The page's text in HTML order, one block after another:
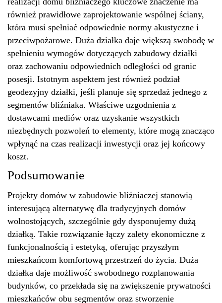
również prawidłowe zaprojektowanie wspólnej ściany,
która musi spełniać odpowiednie normy akustyczne i
przeciwpożarowe. Duża działka daje większą swobodę w
spełnieniu wymogów dotyczących zabudowy działki
oraz zachowaniu odpowiednich odległości od granic
posesji. Istotnym aspektem jest również podział
geodezyjny działki, jeśli planuje się sprzedaż jednego z
segmentów bliźniaka. Właściwe uzgodnienia z
dostawcami mediów oraz uzyskanie wszystkich
niezbędnych pozwoleń to elementy, które mogą znacząco
wpłynąć na czas realizacji inwestycji oraz jej końcowy
koszt.
Podsumowanie
Projekty domów w zabudowie bliźniaczej stanowią
interesującą alternatywę dla tradycyjnych domów
wolnostojących, szczególnie gdy dysponujemy dużą
działką. Takie rozwiązanie łączy zalety ekonomiczne z
funkcjonalnością i estetyką, oferując przyszłym
mieszkańcom komfortową przestrzeń do życia. Duża
działka daje możliwość swobodnego rozplanowania
budynków, co przekłada się na zwiększenie prywatności
mieszkańców obu segmentów oraz stworzenie